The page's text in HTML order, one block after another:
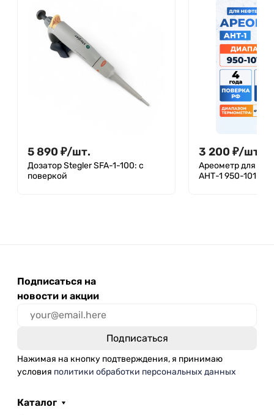
5 890 ₽/шт.
Дозатор Stegler SFA-1-100: с
поверкой
3 200 ₽/шт.
Ареометр для
АНТ-1 950-1010,
Подписаться на
новости и акции
Нажимая на кнопку подтверждения, я принимаю
условия политики обработки персональных данных
Каталог